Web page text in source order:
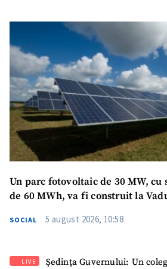
Un parc fotovoltaic de 30 MW, cu
de 60 MWh, va fi construit la
SOCIAL 5 august 2026, 10:58
LIVE
Ședința Guvernului: Un